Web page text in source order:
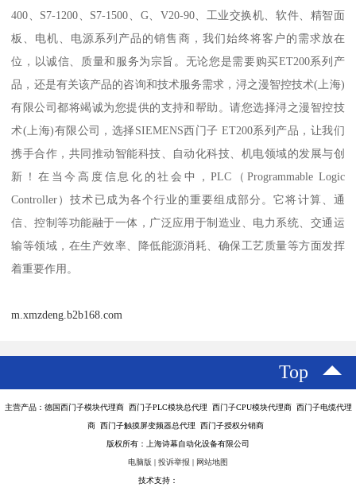
400、S7-1200、S7-1500、G、V20-90、工业交换机、软件、精智面
板、电机、电源系列产品的销售商，我们始终将客户的需求放在
位，以诚信、质量和服务为宗旨。无论您是需要购买ET200系列产
品，还是有关该产品的咨询和技术服务需求，浔之漫智控技术(上海)
有限公司都将竭诚为您提供的支持和帮助。请您选择浔之漫智控技
术(上海)有限公司，选择SIEMENS西门子 ET200系列产品，让我们
携手合作，共同推动智能科技、自动化科技、机电领域的发展与创
新！在当今高度信息化的社会中，PLC（Programmable Logic
Controller）技术已成为各个行业的重要组成部分。它将计算、通
信、控制等功能融于一体，广泛应用于制造业、电力系统、交通运
输等领域，在生产效率、降低能源消耗、确保工艺质量等方面发挥
着重要作用。
m.xmzdeng.b2b168.com
Top
主营产品：德国西门子模块代理商 西门子PLC模块总代理 西门子CPU模块代理商 西门子电缆代理
商 西门子触摸屏变频器总代理 西门子授权分销商
版权所有：上海诗幕自动化设备有限公司
电脑版 | 投诉举报 | 网站地图
技术支持：